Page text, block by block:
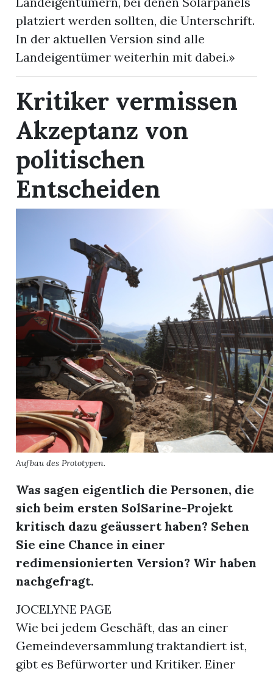
platziert werden sollten, die Unterschrift.
In der aktuellen Version sind alle
Landeigentümer weiterhin mit dabei.»
Kritiker vermissen
Akzeptanz von
politischen
Entscheiden
Aufbau des Prototypen.
Was sagen eigentlich die Personen, die
sich beim ersten SolSarine-Projekt
kritisch dazu geäussert haben? Sehen
Sie eine Chance in einer
redimensionierten Version? Wir haben
nachgefragt.
JOCELYNE PAGE
Wie bei jedem Geschäft, das an einer
Gemeindeversammlung traktandiert ist,
gibt es Befürworter und Kritiker. Einer